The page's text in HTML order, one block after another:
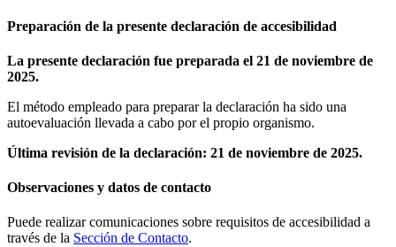
Preparación de la presente declaración de accesibilidad
La presente declaración fue preparada el 21 de noviembre de
2025.
El método empleado para preparar la declaración ha sido una
autoevaluación llevada a cabo por el propio organismo.
Última revisión de la declaración: 21 de noviembre de 2025.
Observaciones y datos de contacto
Puede realizar comunicaciones sobre requisitos de accesibilidad a
través de la Sección de Contacto.